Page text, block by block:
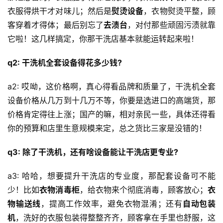
衣服得烘干才对味儿；然后是熨烫设备，衣物熨烫平整，顾
客穿着才得体；最后别忘了去渍台，对付那些顽固污渍就靠
它啦！这几样搞定，你那干洗店基本就能运转起来啦！
q2: 干洗机全套设备得花多少钱?
a2: 哎呦，这价格啊，真心得看品牌和质量了，干洗机全套
设备价格从几万到十几万不等，你要是选进口的高端货，那
价格肯定得往上涨；国产的嘛，相对亲民一些，具体还得看
你的预算和店里生意规模来定，总之货比三家是没错的！
q3: 除了干洗机，还有啥设备能让干洗店更专业?
a3: 哈哈，想要提升干洗店的专业度，那配套设备可不能
少！比如衣物消毒柜，给衣物来个彻底消毒，顾客放心； 衣
物输送线，提高工作效率，避免衣物混淆；还有 自动包装
机，洗好的衣服包装得整整齐齐，顾客拿在手里也舒服，这